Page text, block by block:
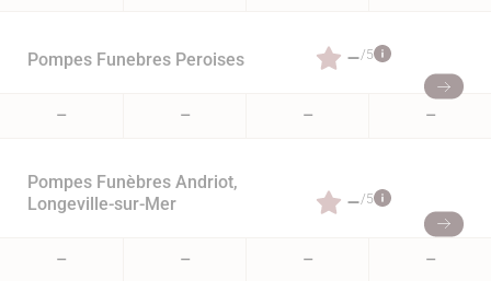
Pompes Funebres Peroises –/5
– – – –
Pompes Funèbres Andriot,
Longeville-sur-Mer
–/5
– – – –